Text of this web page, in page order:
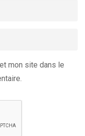
mon site dans le